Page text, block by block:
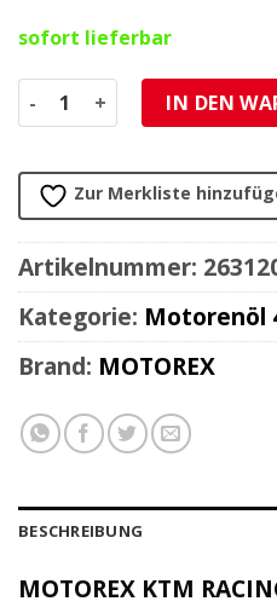
sofort lieferbar
Motorenöl 4-Takt 20W-60
IN DEN
Zur Merkliste
Artikelnummer:
Kategorie: Motorenöl
Brand: MOTOREX
BESCHREIBUNG
MOTOREX KTM